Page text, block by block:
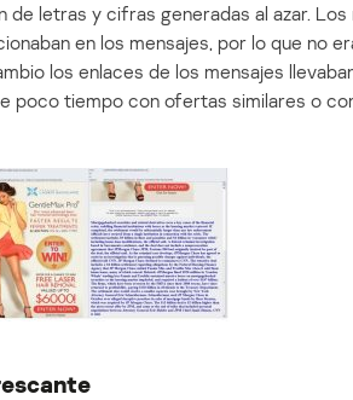
de letras y cifras generadas al azar.
en los mensajes, por lo que no
los enlaces de los mensajes
poco tiempo con ofertas similares o